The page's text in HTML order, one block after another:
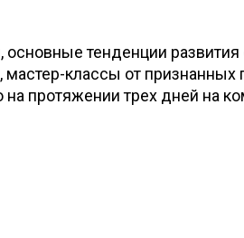
тенденции
классы от
протяжении трех дней на